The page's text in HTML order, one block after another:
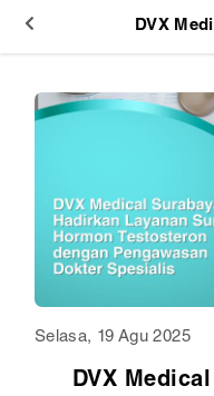
Selasa, 19 Agu 2025
DVX